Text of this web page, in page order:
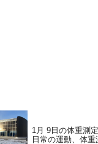
1月 9日の体重測
日常の運動、体重